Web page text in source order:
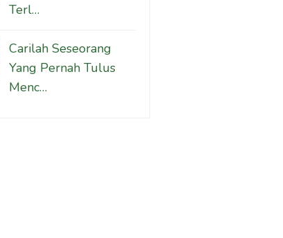
Terl…
Carilah Seseorang
Yang Pernah Tulus
Menc…